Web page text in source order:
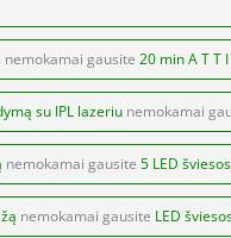
nemokamai gausite 20 min A T T I
su IPL lazeriunemokamai
nemokamai gausite 5 LED
nemokamai gausite LED